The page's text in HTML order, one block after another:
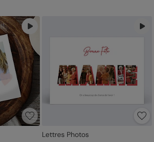
Lettres Photos